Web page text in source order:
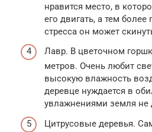
нравится место, в
его двигать, а тем более
стресса он может
Лавр. В цветочном
метров. Очень любит
высокую влажность
деревце нуждается в
увлажнениями земля не
Цитрусовые деревья.